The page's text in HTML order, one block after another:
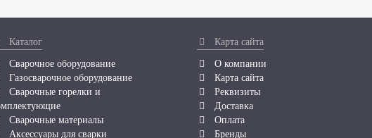
Каталог
Сварочное оборудование
Газосварочное оборудование
Сварочные горелки и
Сварочные материалы
Аксессуары для сварки
Карта сайта
О компании
Карта сайта
Реквизиты
Доставка
Оплата
Бренды